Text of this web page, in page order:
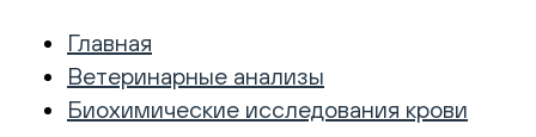
Главная
Ветеринарные анализы
Биохимические исследования крови